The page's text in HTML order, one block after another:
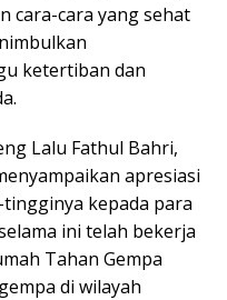
cara-cara yang sehat
ketertiban dan
Lalu Fathul Bahri,
apresiasi
kepada para
ini telah bekerja
Tahan Gempa
di wilayah